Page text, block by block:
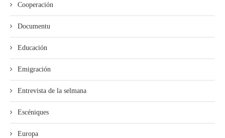
Cooperación
Documentu
Educación
Emigración
Entrevista de la selmana
Escéniques
Europa